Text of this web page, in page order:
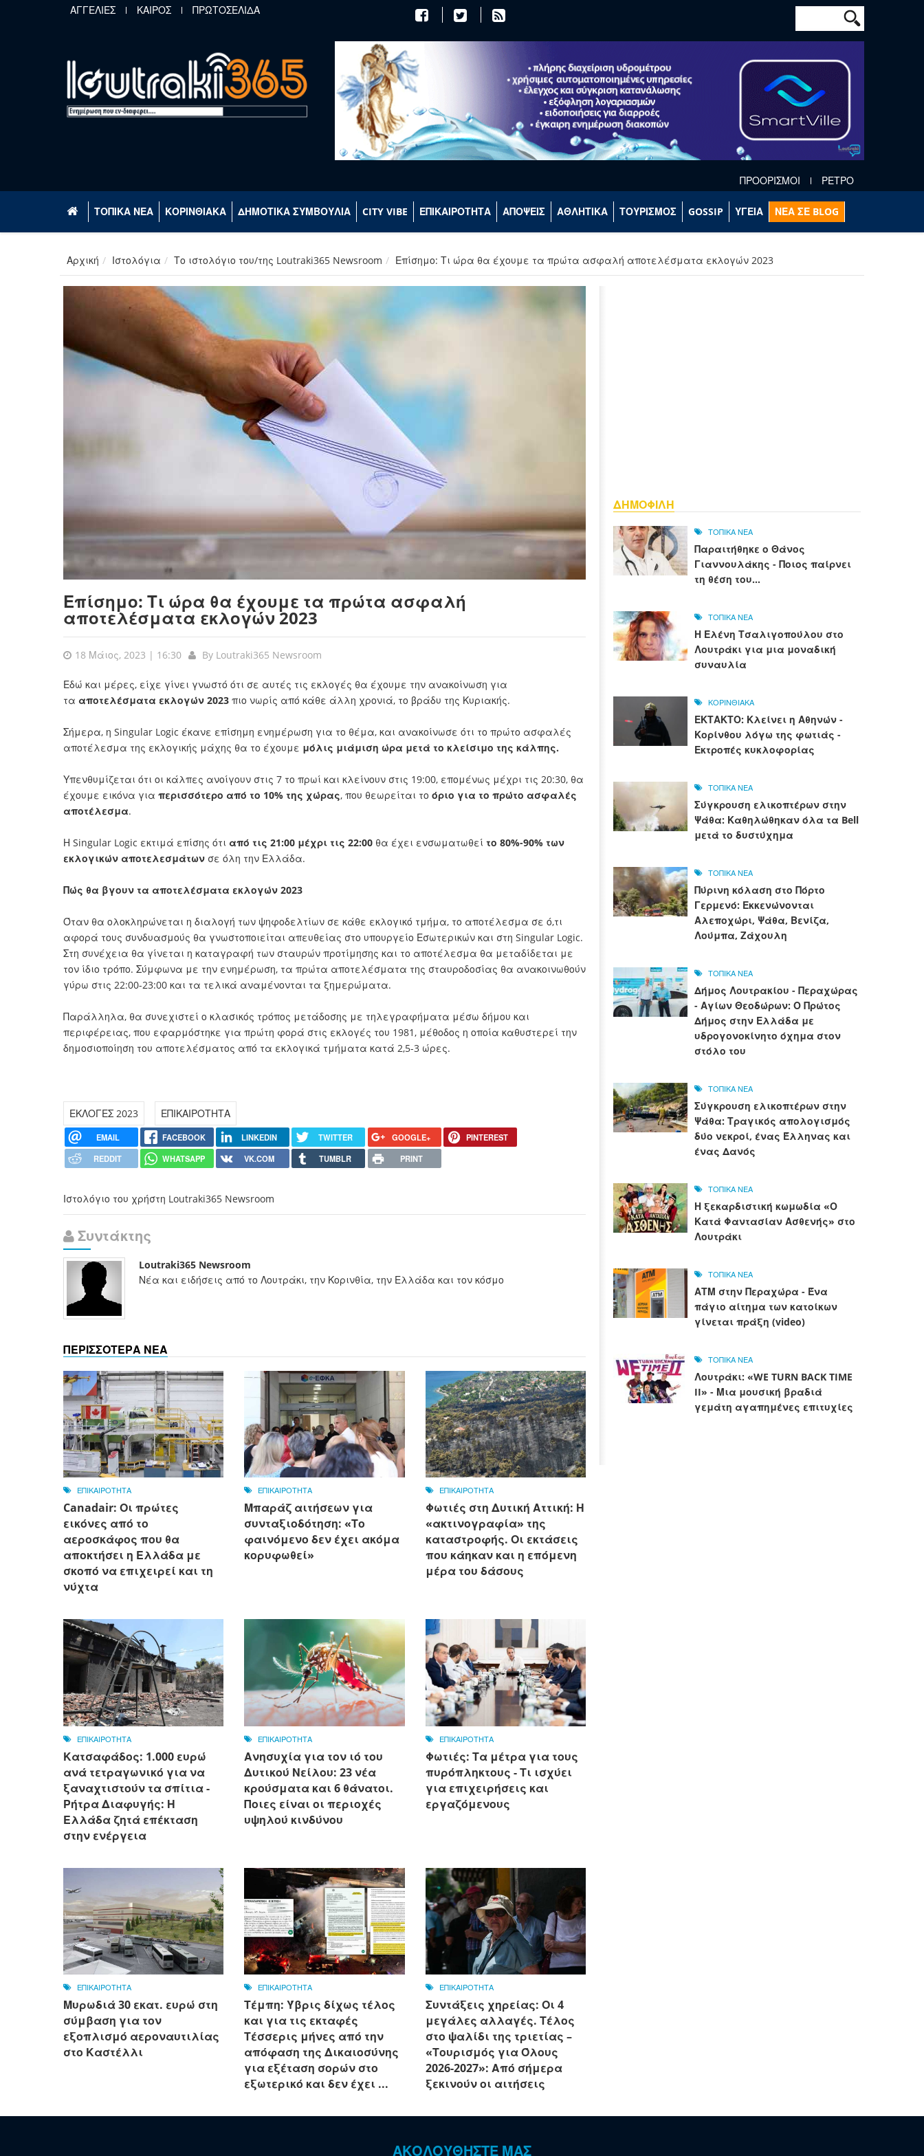
Παράκαμψη προς το κυρίως περιεχόμενο
ΑΓΓΕΛΙΕΣ ΚΑΙΡΟΣ ΠΡΩΤΟΣΕΛΙΔΑ Φόρμα
Αναζήτηση
ΠΡΟΟΡΙΣΜΟΙ ΡΕΤΡΟ
ΤΟΠΙΚΑ ΝΕΑ ΚΟΡΙΝΘΙΑΚΑ ΔΗΜΟΤΙΚΑ ΣΥΜΒΟΥΛΙΑ CITY VIBE ΕΠΙΚΑΙΡΟΤΗΤΑ ΑΠΟΨΕΙΣ ΑΘΛΗΤΙΚΑ ΤΟΥΡΙΣΜΟΣ GOSSIP ΥΓΕΙΑ ΝΕΑ ΣΕ BLOG
Αρχική Ιστολόγια Το ιστολόγιο του/της Loutraki365 Newsroom Επίσημο: Τι ώρα θα έχουμε τα πρώτα ασφαλή αποτελέσματα εκλογών 2023
Επίσημο: Τι ώρα θα έχουμε τα πρώτα ασφαλή
αποτελέσματα εκλογών 2023
18 Μάιος, 2023 | 16:30 By Loutraki365 Newsroom
Εδώ και μέρες, είχε γίνει γνωστό ότι σε αυτές τις εκλογές θα έχουμε την ανακοίνωση για
τα αποτελέσματα εκλογών 2023 πιο νωρίς από κάθε άλλη χρονιά, το βράδυ της Κυριακής.
Σήμερα, η Singular Logic έκανε επίσημη ενημέρωση για το θέμα, και ανακοίνωσε ότι το πρώτο ασφαλές
αποτέλεσμα της εκλογικής μάχης θα το έχουμε μόλις μιάμιση ώρα μετά το κλείσιμο της κάλπης.
Υπενθυμίζεται ότι οι κάλπες ανοίγουν στις 7 το πρωί και κλείνουν στις 19:00, επομένως μέχρι τις 20:30, θα
έχουμε εικόνα για περισσότερο από το 10% της χώρας, που θεωρείται το όριο για το πρώτο ασφαλές
αποτέλεσμα.
Η Singular Logic εκτιμά επίσης ότι από τις 21:00 μέχρι τις 22:00 θα έχει ενσωματωθεί το 80%-90% των
εκλογικών αποτελεσμάτων σε όλη την Ελλάδα.
Πώς θα βγουν τα αποτελέσματα εκλογών 2023
Όταν θα ολοκληρώνεται η διαλογή των ψηφοδελτίων σε κάθε εκλογικό τμήμα, το αποτέλεσμα σε ό,τι
αφορά τους συνδυασμούς θα γνωστοποιείται απευθείας στο υπουργείο Εσωτερικών και στη Singular Logic.
Στη συνέχεια θα γίνεται η καταγραφή των σταυρών προτίμησης και το αποτέλεσμα θα μεταδίδεται με
τον ίδιο τρόπο. Σύμφωνα με την ενημέρωση, τα πρώτα αποτελέσματα της σταυροδοσίας θα ανακοινωθούν
γύρω στις 22:00-23:00 και τα τελικά αναμένονται τα ξημερώματα.
Παράλληλα, θα συνεχιστεί ο κλασικός τρόπος μετάδοσης με τηλεγραφήματα μέσω δήμου και
περιφέρειας, που εφαρμόστηκε για πρώτη φορά στις εκλογές του 1981, μέθοδος η οποία καθυστερεί την
δημοσιοποίηση του αποτελέσματος από τα εκλογικά τμήματα κατά 2,5-3 ώρες.
ΕΚΛΟΓΕΣ 2023 ΕΠΙΚΑΙΡΟΤΗΤΑ
EMAIL FACEBOOK LINKEDIN TWITTER GOOGLE+
PINTEREST
REDDIT
WHATSAPP VK.COM TUMBLR PRINT
Ιστολόγιο του χρήστη Loutraki365 Newsroom
Συντάκτης
Loutraki365 Newsroom
Νέα και ειδήσεις από το Λουτράκι, την Κορινθία, την Ελλάδα και τον κόσμο
ΠΕΡΙΣΣΟΤΕΡΑ ΝΕΑ
ΕΠΙΚΑΙΡΟΤΗΤΑ
Canadair: Οι πρώτες
εικόνες από το
αεροσκάφος που θα
αποκτήσει η Ελλάδα με
σκοπό να επιχειρεί και τη
νύχτα
ΕΠΙΚΑΙΡΟΤΗΤΑ
Μπαράζ αιτήσεων για
συνταξιοδότηση: «Το
φαινόμενο δεν έχει ακόμα
κορυφωθεί»
ΕΠΙΚΑΙΡΟΤΗΤΑ
Φωτιές στη Δυτική Αττική: Η
«ακτινογραφία» της
καταστροφής. Οι εκτάσεις
που κάηκαν και η επόμενη
μέρα του δάσους
ΕΠΙΚΑΙΡΟΤΗΤΑ
Κατσαφάδος: 1.000 ευρώ
ανά τετραγωνικό για να
ξαναχτιστούν τα σπίτια -
Ρήτρα Διαφυγής: Η
Ελλάδα ζητά επέκταση
στην ενέργεια
ΕΠΙΚΑΙΡΟΤΗΤΑ
Ανησυχία για τον ιό του
Δυτικού Νείλου: 23 νέα
κρούσματα και 6 θάνατοι.
Ποιες είναι οι περιοχές
υψηλού κινδύνου
ΕΠΙΚΑΙΡΟΤΗΤΑ
Φωτιές: Τα μέτρα για τους
πυρόπληκτους - Τι ισχύει
για επιχειρήσεις και
εργαζόμενους
ΕΠΙΚΑΙΡΟΤΗΤΑ
Μυρωδιά 30 εκατ. ευρώ στη
σύμβαση για τον
εξοπλισμό αεροναυτιλίας
στο Καστέλλι
ΕΠΙΚΑΙΡΟΤΗΤΑ
Τέμπη: Ύβρις δίχως τέλος
και για τις εκταφές
Τέσσερις μήνες από την
απόφαση της Δικαιοσύνης
για εξέταση σορών στο
εξωτερικό και δεν έχει ...
ΕΠΙΚΑΙΡΟΤΗΤΑ
Συντάξεις χηρείας: Οι 4
μεγάλες αλλαγές. Τέλος
στο ψαλίδι της τριετίας –
«Τουρισμός για Όλους
2026-2027»: Από σήμερα
ξεκινούν οι αιτήσεις
ΔΗΜΟΦΙΛΗ
ΤΟΠΙΚΑ ΝΕΑ
Παραιτήθηκε ο Θάνος
Γιαννουλάκης - Ποιος παίρνει
τη θέση του...
ΤΟΠΙΚΑ ΝΕΑ
Η Ελένη Τσαλιγοπούλου στο
Λουτράκι για μια μοναδική
συναυλία
ΚΟΡΙΝΘΙΑΚΑ
ΕΚΤΑΚΤΟ: Κλείνει η Αθηνών -
Κορίνθου λόγω της φωτιάς -
Εκτροπές κυκλοφορίας
ΤΟΠΙΚΑ ΝΕΑ
Σύγκρουση ελικοπτέρων στην
Ψάθα: Καθηλώθηκαν όλα τα Bell
μετά το δυστύχημα
ΤΟΠΙΚΑ ΝΕΑ
Πύρινη κόλαση στο Πόρτο
Γερμενό: Εκκενώνονται
Αλεποχώρι, Ψάθα, Βενίζα,
Λούμπα, Ζάχουλη
ΤΟΠΙΚΑ ΝΕΑ
Δήμος Λουτρακίου - Περαχώρας
- Αγίων Θεοδώρων: Ο Πρώτος
Δήμος στην Ελλάδα με
υδρογονοκίνητο όχημα στον
στόλο του
ΤΟΠΙΚΑ ΝΕΑ
Σύγκρουση ελικοπτέρων στην
Ψάθα: Τραγικός απολογισμός
δύο νεκροί, ένας Έλληνας και
ένας Δανός
ΤΟΠΙΚΑ ΝΕΑ
Η ξεκαρδιστική κωμωδία «Ο
Κατά Φαντασίαν Ασθενής» στο
Λουτράκι
ΤΟΠΙΚΑ ΝΕΑ
ΑΤΜ στην Περαχώρα - Ένα
πάγιο αίτημα των κατοίκων
γίνεται πράξη (video)
ΤΟΠΙΚΑ ΝΕΑ
Λουτράκι: «WE TURN BACK TIME
II» - Μια μουσική βραδιά
γεμάτη αγαπημένες επιτυχίες
ΑΚΟΛΟΥΘΗΣΤΕ ΜΑΣ